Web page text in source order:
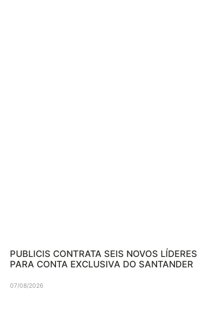
PUBLICIS CONTRATA SEIS NOVOS LÍDERES
PARA CONTA EXCLUSIVA DO SANTANDER
07/08/2026